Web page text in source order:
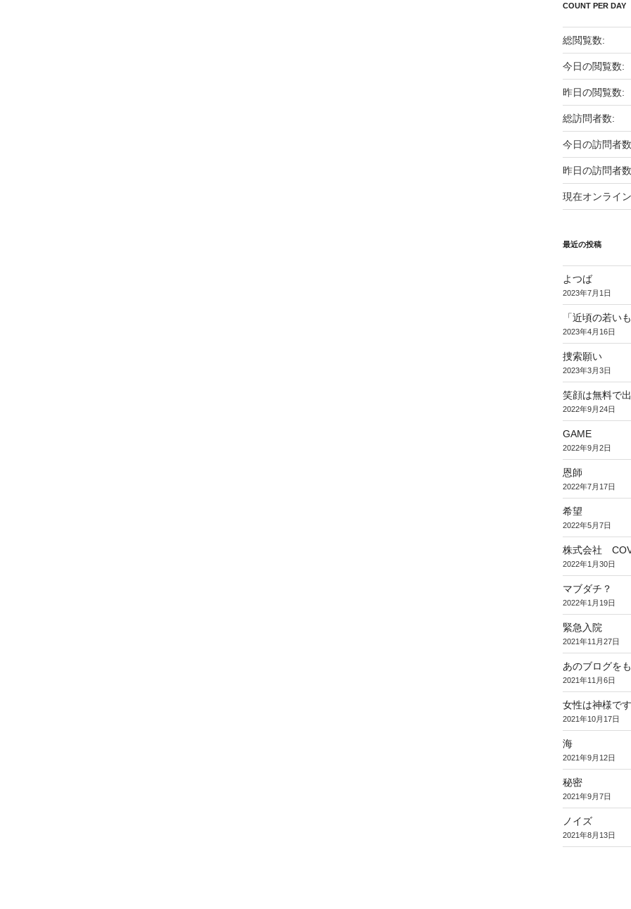
COUNT PER DAY
総閲覧数:
今日の閲覧数:
昨日の閲覧数:
総訪問者数:
今日の訪問者
昨日の訪問者
現在オンライ
最近の投稿
よつば
2023年7月1日
「近頃の若い
2023年4月16日
捜索願い
2023年3月3日
笑顔は無料で
2022年9月24日
GAME
2022年9月2日
恩師
2022年7月17日
希望
2022年5月7日
株式会社
2022年1月30日
マブダチ？
2022年1月19日
緊急入院
2021年11月27日
あのブログを
2021年11月6日
女性は神様です
2021年10月17日
海
2021年9月12日
秘密
2021年9月7日
ノイズ
2021年8月13日